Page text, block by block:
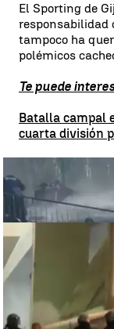
El Sporting de
responsabilidad
tampoco ha
polémicos
Te puede
Batalla campal
cuarta división
Batalla campal
polaca: gas
Lanzamiento
Panathinaikos
Carlos
llegará al